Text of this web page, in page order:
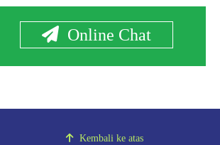
Online Chat
Kembali ke atas